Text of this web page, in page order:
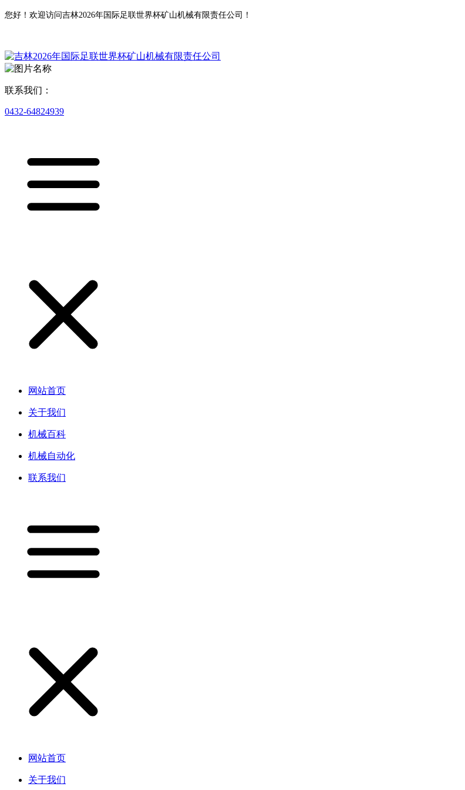
您好！欢迎访问吉林2026年国际足联世界杯矿山机械有限责任公司！
联系我们：
0432-64824939
网站首页
关于我们
机械百科
机械自动化
联系我们
网站首页
关于我们